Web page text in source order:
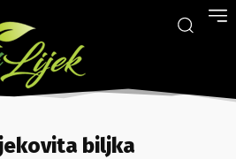
biljka